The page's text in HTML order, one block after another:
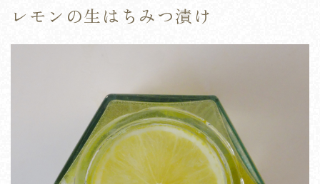
レモンの生はちみつ漬け